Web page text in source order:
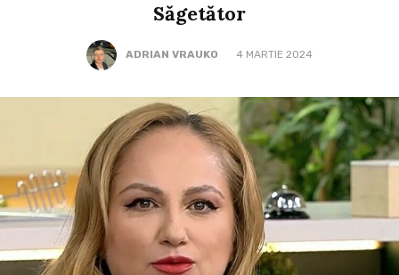
Săgetător
ADRIAN VRAUKO 4 MARTIE 2024